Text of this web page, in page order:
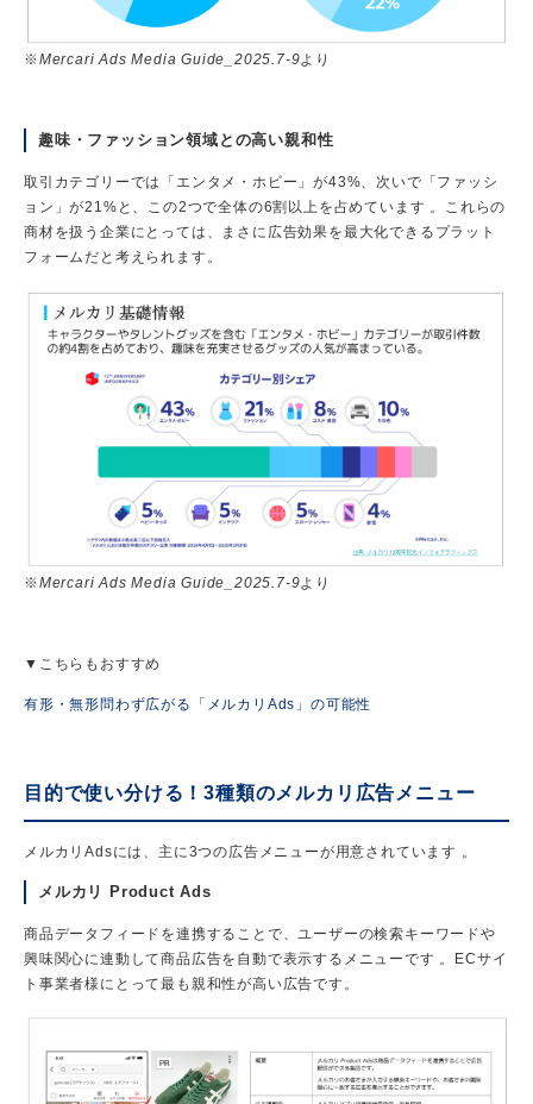
※Mercari Ads Media Guide_2025.7-9より
趣味・ファッション領域との高い親和性
取引カテゴリーでは「エンタメ・ホビー」が43%、次いで「ファッシ
ョン」が21%と、この2つで全体の6割以上を占めています 。これらの
商材を扱う企業にとっては、まさに広告効果を最大化できるプラット
フォームだと考えられます。
※Mercari Ads Media Guide_2025.7-9より
▼こちらもおすすめ
有形・無形問わず広がる「メルカリAds」の可能性
目的で使い分ける！3種類のメルカリ広告メニュー
メルカリAdsには、主に3つの広告メニューが用意されています 。
メルカリ Product Ads
商品データフィードを連携することで、ユーザーの検索キーワードや
興味関心に連動して商品広告を自動で表示するメニューです 。ECサイ
ト事業者様にとって最も親和性が高い広告です。